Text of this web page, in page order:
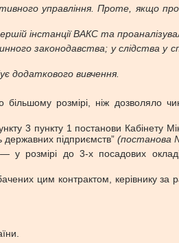
управління. Проте, якщо
інстанції ВАКС та
законодавства; у слідства у
додаткового вивчення.
розмірі, ніж дозволяло
3 пункту 1 постанови
державних підприємств” (постанова
у розмірі до 3-х посадових
цим контрактом, керівнику